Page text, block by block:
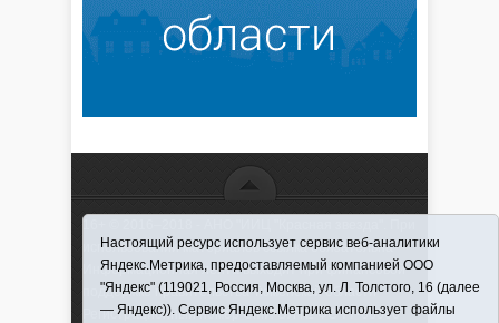
использовании материалов ссылка обязательна
Информационная лента выходит при финансовой
поддержке правительства Тюменской области
Регистрационный номер СМИ ЭЛ № ФС 77-66066
Настоящий ресурс использует сервис веб-аналитики
Яндекс.Метрика, предоставляемый компанией ООО
"Яндекс" (119021, Россия, Москва, ул. Л. Толстого, 16 (далее
— Яндекс)). Сервис Яндекс.Метрика использует файлы